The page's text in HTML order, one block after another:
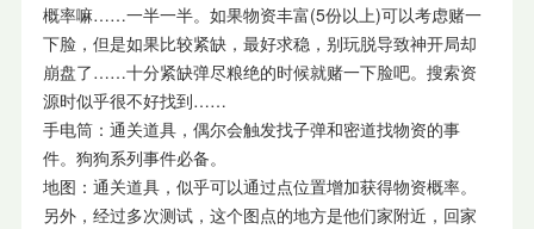
概率嘛……一半一半。如果物资丰富(5份以上)可以考虑赌一
下脸，但是如果比较紧缺，最好求稳，别玩脱导致神开局却
崩盘了……十分紧缺弹尽粮绝的时候就赌一下脸吧。搜索资
源时似乎很不好找到……
手电筒：通关道具，偶尔会触发找子弹和密道找物资的事
件。狗狗系列事件必备。
地图：通关道具，似乎可以通过点位置增加获得物资概率。
另外，经过多次测试，这个图点的地方是他们家附近，回家